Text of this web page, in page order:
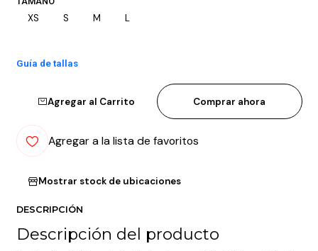
XS S M L
Guía de tallas
Agregar al Carrito Comprar ahora
Agregar a la lista de favoritos
Mostrar stock de ubicaciones
DESCRIPCIÓN
Descripción del producto